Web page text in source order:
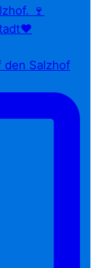
den Salzhof